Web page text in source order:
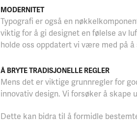
MODERNITET
Typografi er også en
viktig for å gi designet en følelse av
holde oss oppdatert vi være med på
Å BRYTE TRADISJONELLE REGLER
Mens det er viktige grunnregler for
innovativ design. Vi forsøker å
Dette kan bidra til å formidle